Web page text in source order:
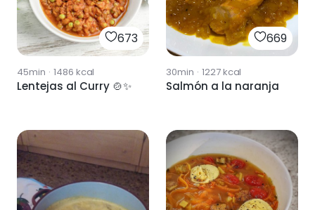
673
45min · 1486 kcal
Lentejas al Curry 🍲✨
669
30min · 1227kcal
Salmón a la naranja